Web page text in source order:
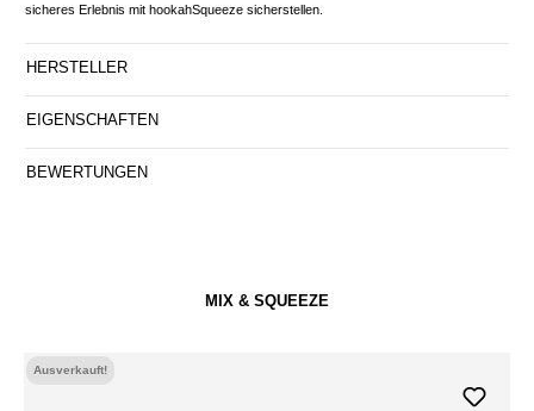
sicheres Erlebnis mit hookahSqueeze sicherstellen.
HERSTELLER
EIGENSCHAFTEN
BEWERTUNGEN
MIX & SQUEEZE
Ausverkauft!